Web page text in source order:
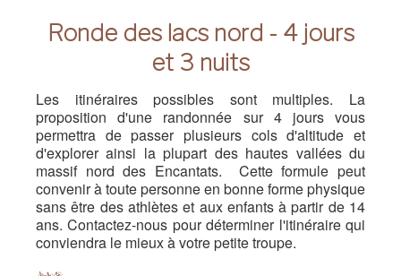
Ronde des lacs nord - 4 jours
et 3 nuits
Les itinéraires possibles sont multiples. La
proposition d'une randonnée sur 4 jours vous
permettra de passer plusieurs cols d'altitude et
d'explorer ainsi la plupart des hautes vallées du
massif nord des Encantats. Cette formule peut
convenir à toute personne en bonne forme physique
sans être des athlètes et aux enfants à partir de 14
ans. Contactez-nous pour déterminer l'itinéraire qui
conviendra le mieux à votre petite troupe.